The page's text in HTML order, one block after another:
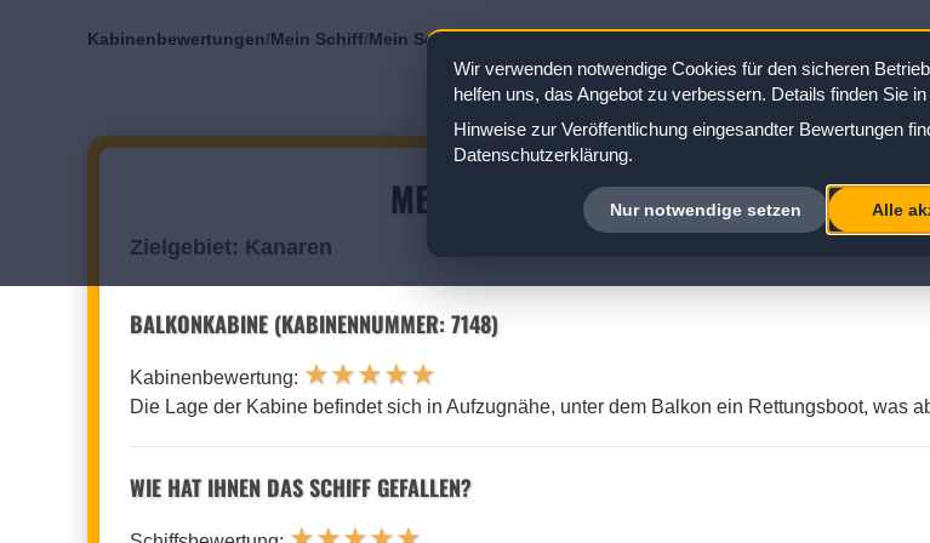
Kabinenbewertungen/Mein Schiff/Mein Schiff 7
MEIN SCHIFF 7 KABINE 7148:
Zielgebiet: Kanaren
BALKONKABINE (KABINENNUMMER: 7148)
Kabinenbewertung: ★★★★★
Die Lage der Kabine befindet sich in Aufzugnähe, unter dem Balkon ein Rettungsboot, was
WIE HAT IHNEN DAS SCHIFF GEFALLEN?
Wir verwenden notwendige Cookies für den sicheren
helfen uns, das Angebot zu verbessern. Details finden Sie in
Hinweise zur Veröffentlichung eingesandter Bewertungen
Datenschutzerklärung.
Nur notwendige setzen Alle